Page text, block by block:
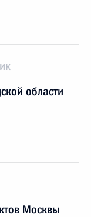
области
Москвы